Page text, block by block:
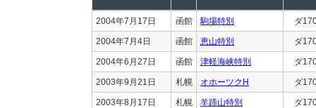
2004年7月17日 函館 駒場特別 ダ
2004年7月4日 函館 恵山特別 ダ
2004年6月27日 函館 津軽海峡特別 ダ
2003年9月21日 札幌 オホーツクH ダ
2003年8月17日 札幌 羊蹄山特別 ダ